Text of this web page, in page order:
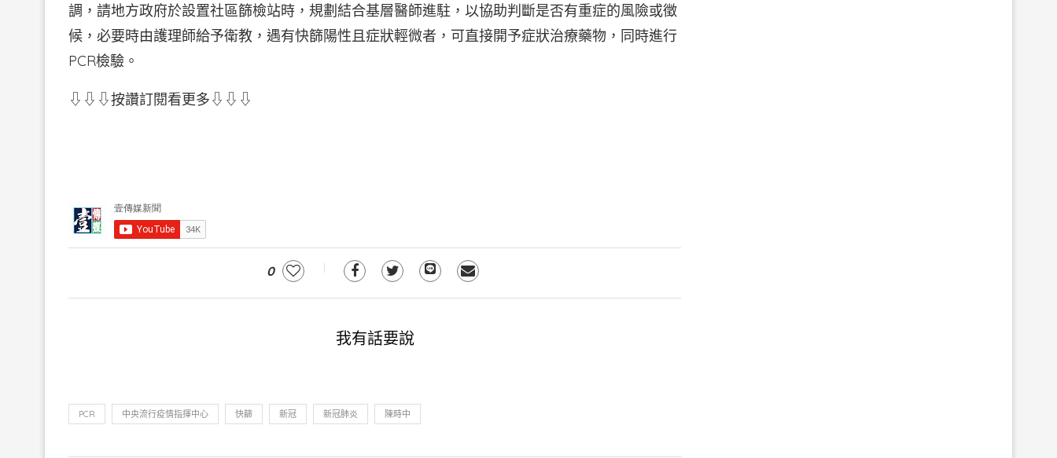
調，請地方政府於設置社區篩檢站時，規劃結合基層醫師進駐，以協助判斷是否有重症的風險或徵
候，必要時由護理師給予衛教，遇有快篩陽性且症狀輕微者，可直接開予症狀治療藥物，同時進行
PCR檢驗。
⇩⇩⇩按讚訂閱看更多⇩⇩⇩
0
我有話要說
PCR 中央流行疫情指揮中心 快篩 新冠 新冠肺炎 陳時中